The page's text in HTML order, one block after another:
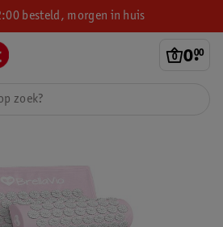
besteld, morgen in huis
0.
00